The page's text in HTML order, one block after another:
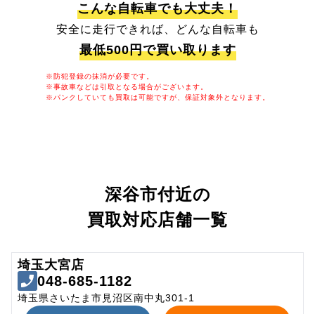
こんな自転車でも大丈夫！
安全に走行できれば、どんな自転車も
最低500円で買い取ります
※防犯登録の抹消が必要です。
※事故車などは引取となる場合がございます。
※パンクしていても買取は可能ですが、保証対象外となります。
深谷市付近の
買取対応店舗一覧
埼玉大宮店
048-685-1182
埼玉県さいたま市見沼区南中丸301-1